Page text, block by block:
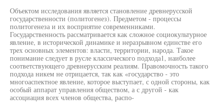
Объектом исследования является становление древнерусской
государственности (политогенез). Предметом - процессы
политогенеза и их восприятие современниками.
Государственность рассматривается как сложное социокультурное
явление, в исторической динамике и неразрывном единстве его
трех основных элементов: власти, территории, народа. Такое
понимание следует в русле классического подхода1, наиболее
соответствующего древнерусским реалиям. Правомочность такого
подхода никем не отрицается, так как «государство - это
многоаспектное явление, которое выступает, с одной стороны, как
особый аппарат управления обществом, а с другой - как
ассоциация всех членов общества, распо-